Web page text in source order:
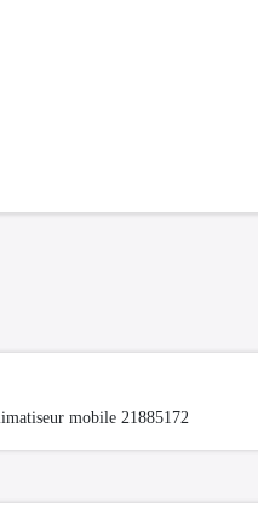
mobile 21885172